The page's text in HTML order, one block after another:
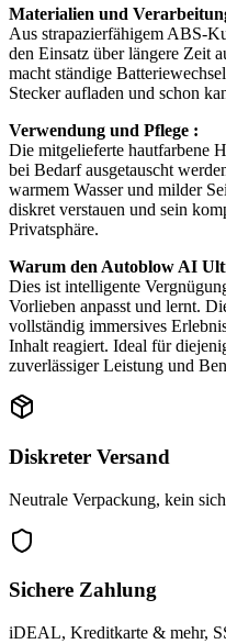
Materialien und
Aus strapazierfähigem ABS-
den Einsatz über längere Zeit
macht ständige
Stecker aufladen und schon
Verwendung und Pflege :
Die mitgelieferte hautfarbene
bei Bedarf ausgetauscht
warmem Wasser und milder
diskret verstauen und sein
Privatsphäre.
Warum den Autoblow AI
Dies ist intelligente
Vorlieben anpasst und lernt.
vollständig immersives
Inhalt reagiert. Ideal für
zuverlässiger Leistung und
Diskreter Versand
Neutrale Verpackung, kein
Sichere Zahlung
iDEAL, Kreditkarte & mehr,